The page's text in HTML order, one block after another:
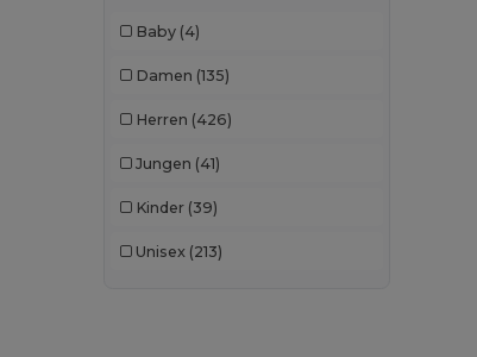
Baby (4)
Damen (135)
Herren (426)
Jungen (41)
Kinder (39)
Unisex (213)